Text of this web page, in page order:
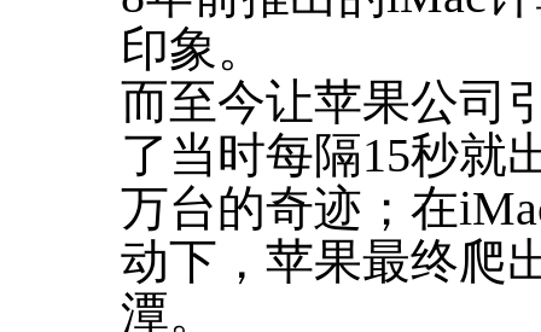
印象。
而至今让苹果公司
了当时每隔15秒就
万台的奇迹；在
动下，苹果最终爬
潭。